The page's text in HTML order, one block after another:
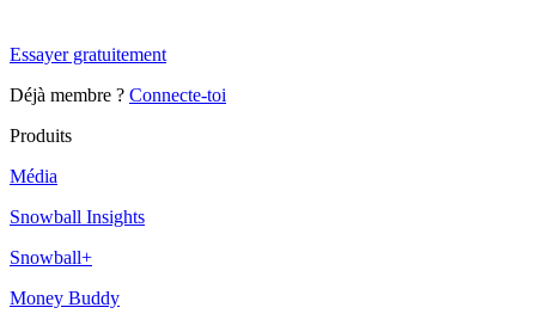
Essayer gratuitement
Déjà membre ? Connecte-toi
Produits
Média
Snowball Insights
Snowball+
Money Buddy